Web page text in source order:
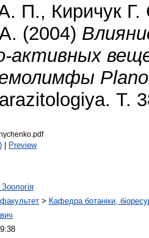
П., Киричук Г.
(2004)
активных
Т.
| Preview
> Кафедра ботаніки,